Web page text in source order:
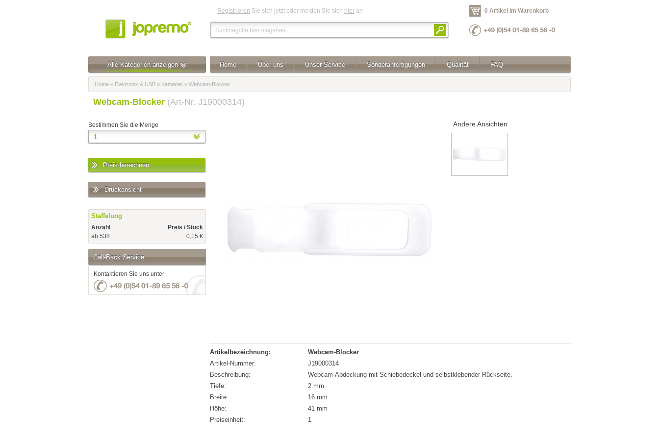
Registrieren Sie sich jetzt oder melden Sie sich hier an 0 Artikel im Warenkorb
Alle Kategorien anzeigen Home Über uns Unser Service Sonderanfertigungen Qualität FAQ
Home » Elektronik & USB » Kameras » Webcam-Blocker
Webcam-Blocker (Art-Nr. J19000314)
Bestimmen Sie die Menge
Preis berechnen
Druckansicht
Staffelung
Anzahl
Preis / Stück
ab 538
0,15 €
Call-Back Service
Kontaktieren Sie uns unter
Andere Ansichten
Artikelbezeichnung:
Webcam-Blocker
Artikel-Nummer:
J19000314
Beschreibung:
Webcam-Abdeckung mit Schiebedeckel und selbstklebender Rückseite.
Tiefe:
2 mm
Breite:
16 mm
Höhe:
41 mm
Preiseinheit:
1